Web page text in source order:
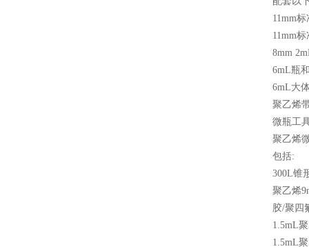
11mm标
11mm标
8mm
6mL瓶
6mL大
聚乙烯
微瓶工
聚乙烯
包括:
300L锥
聚乙烯
胶/聚四
1.5mL
1.5mL